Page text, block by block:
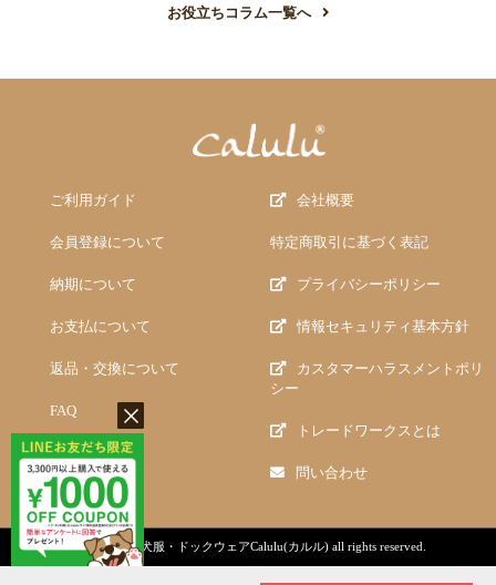
お役立ちコラム一覧へ
ご利用ガイド
会員登録について
納期について
お支払について
返品・交換について
FAQ
会社概要
特定商取引に基づく表記
プライバシーポリシー
情報セキュリティ基本方針
カスタマーハラスメントポリ
シー
トレードワークスとは
問い合わせ
copyright (c)犬服・ドックウェアCalulu(カルル) all rights reserved.